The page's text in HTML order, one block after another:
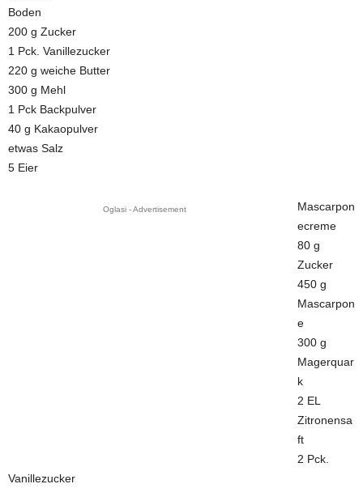
Boden
200 g Zucker
1 Pck. Vanillezucker
220 g weiche Butter
300 g Mehl
1 Pck Backpulver
40 g Kakaopulver
etwas Salz
5 Eier
Oglasi - Advertisement
Mascarpon
ecreme
80 g
Zucker
450 g
Mascarpon
e
300 g
Magerquar
k
2 EL
Zitronensa
ft
2 Pck.
Vanillezucker